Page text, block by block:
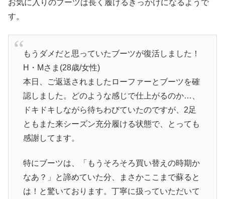
お気に入りのブーツは長く履けるきっかけになるようで
す。
もうダメだと思っていたブーツが復活しました！
H・Mさま(28歳/女性)
本日、ご返送されましたローファーとブーツを確
認しました。どのような感じで仕上がるのか…、
ドキドキしながら待ちわびていたのですが、2足
ともまた来シーズン充分履ける状態で、とっても
感謝してます。
特にブーツは、「もうそろそろ買い替えの時期か
なあ？」と諦めていた分、まさかここまで蘇ると
は！と驚いております。丁寧に扱っていただいて